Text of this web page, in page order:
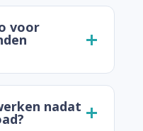
voor
nadat